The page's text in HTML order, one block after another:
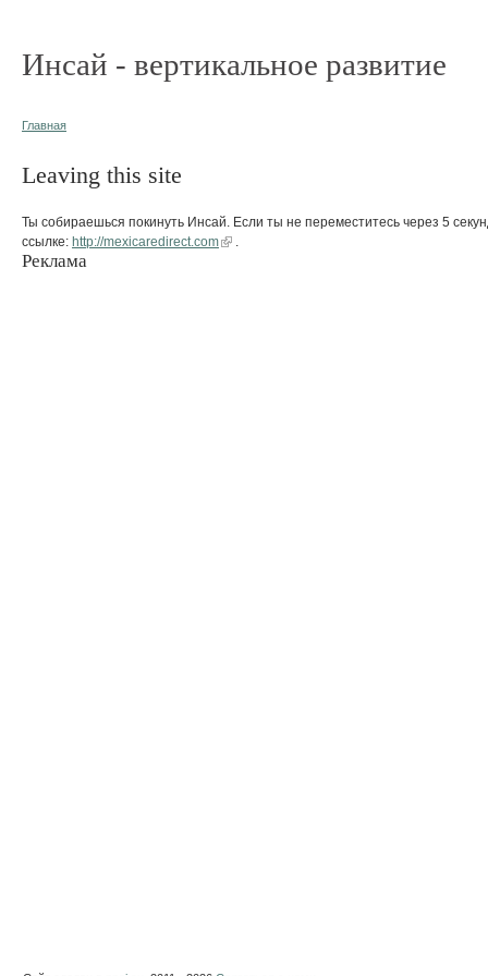
Инсай - вертикальное развитие
Главная
Leaving this site
Ты собираешься покинуть Инсай. Если ты не переместитесь через 5
ссылке: http://mexicaredirect.com
Реклама